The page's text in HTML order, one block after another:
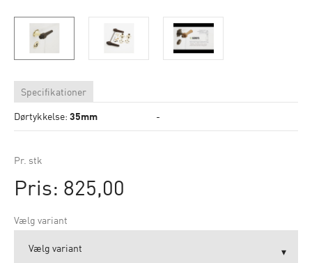
Specifikationer
Dørtykkelse: 35mm -
Pr. stk
Pris: 825,00
Vælg variant